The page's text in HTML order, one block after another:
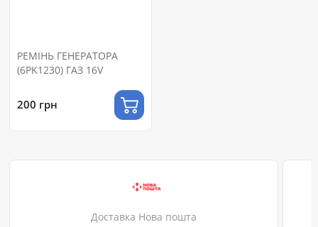
РЕМІНЬ ГЕНЕРАТОРА
(6PK1230) ГАЗ 16V
200 грн
Доставка Нова пошта